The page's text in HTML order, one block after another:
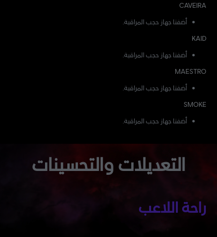
CAVEIRA
أضفنا جهاز حجب المراقبة.
KAID
أضفنا جهاز حجب المراقبة.
MAESTRO
أضفنا جهاز حجب المراقبة.
SMOKE
أضفنا جهاز حجب المراقبة.
التعديلات والتحسينات
راحة اللاعب